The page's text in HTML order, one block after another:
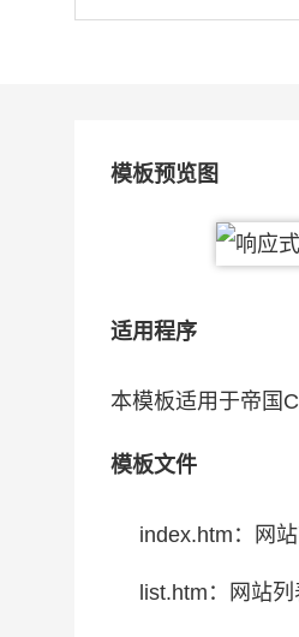
模板预览图
适用程序
本模板适用于帝国
模板文件
index.htm：网
list.htm：网站